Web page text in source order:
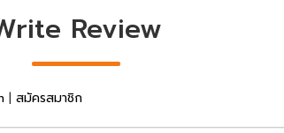
Review
| สมัครสมาชิก